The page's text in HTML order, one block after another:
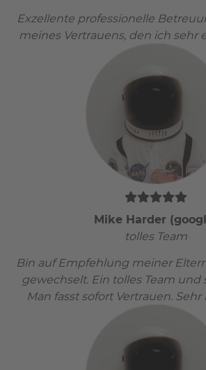
Exzellente professionelle
meines Vertrauens, den ich sehr
Mike Harder
tolles Team
Bin auf Empfehlung meiner
gewechselt. Ein tolles Team und
Man fasst sofort Vertrauen. Sehr